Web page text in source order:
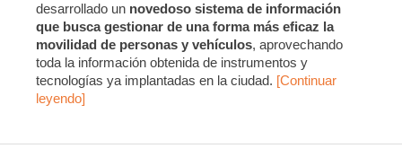
desarrollado un novedoso sistema de información
que busca gestionar de una forma más eficaz la
movilidad de personas y vehículos, aprovechando
toda la información obtenida de instrumentos y
tecnologías ya implantadas en la ciudad. [Continuar
leyendo]